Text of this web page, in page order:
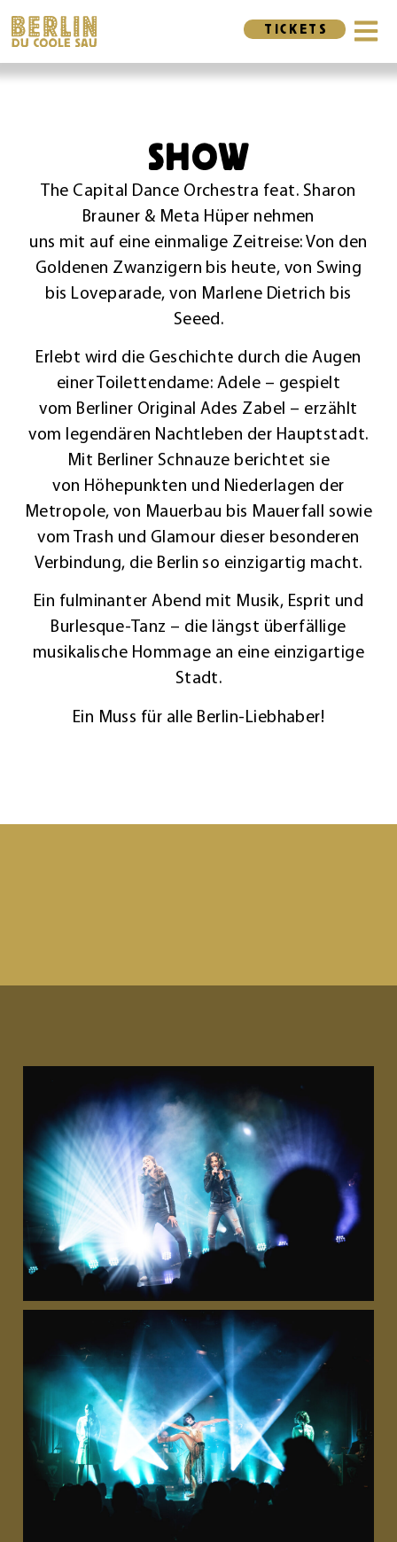
TICKETS
SHOW
The Capital Dance Orchestra feat. Sharon
Brauner & Meta Hüper nehmen
uns mit auf eine einmalige Zeitreise: Von den
Goldenen Zwanzigern bis heute, von Swing
bis Loveparade, von Marlene Dietrich bis
Seeed.
Erlebt wird die Geschichte durch die Augen
einer Toilettendame: Adele – gespielt
vom Berliner Original Ades Zabel – erzählt
vom legendären Nachtleben der Hauptstadt.
Mit Berliner Schnauze berichtet sie
von Höhepunkten und Niederlagen der
Metropole, von Mauerbau bis Mauerfall sowie
vom Trash und Glamour dieser besonderen
Verbindung, die Berlin so einzigartig macht.
Ein fulminanter Abend mit Musik, Esprit und
Burlesque-Tanz – die längst überfällige
musikalische Hommage an eine einzigartige
Stadt.
Ein Muss für alle Berlin- Liebhaber!